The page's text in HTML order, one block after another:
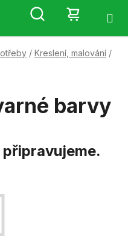
Hledat
KOŠÍK
/ Kreslení, malování /
barvy